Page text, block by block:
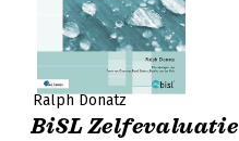
Ralph Donatz
BiSL Zelfevaluatie